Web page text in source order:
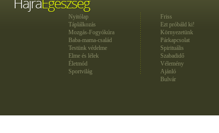
Nyitólap
Táplálkozás
Mozgás-Fogyókúra
Baba-mama-család
Testünk védelme
Elme és lélek
Életmód
Sportvilág
Friss
Ezt próbáld ki!
Környezetünk
Párkapcsolat
Spirituális
Szabadidő
Vélemény
Ajánló
Bulvár